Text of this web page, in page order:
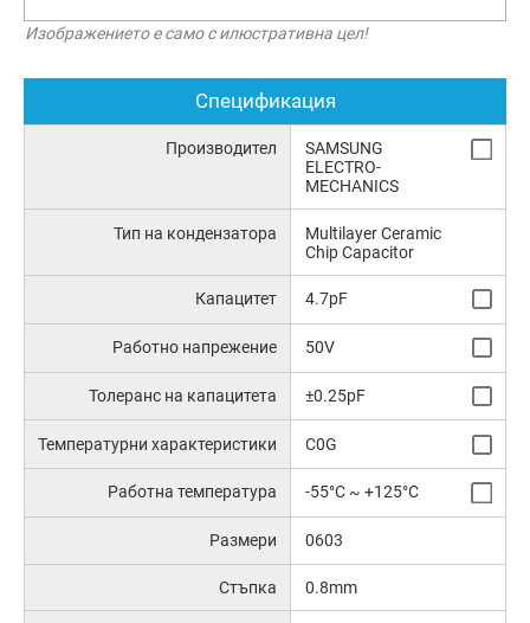
Изображението е само с илюстративна цел!
Спецификация
Производител
SAMSUNG
ELECTRO-
MECHANICS
Тип на кондензатора
Multilayer Ceramic
Chip Capacitor
Капацитет 4.7pF
Работно напрежение 50V
Толеранс на капацитета ±0.25pF
Температурни характеристики C0G
Работна температура -55°C ~ +125°C
Размери 0603
Стъпка 0.8mm